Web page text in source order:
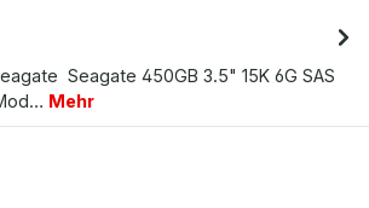
Seagate 450GB 3.5" 15K 6G SAS
Mehr